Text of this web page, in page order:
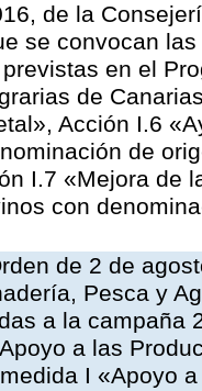
de la
se convocan
en el
de
Acción I.6
de
I.7 «Mejora de
con
de 2 de
Pesca y
a la campaña
a las
I «Apoyo